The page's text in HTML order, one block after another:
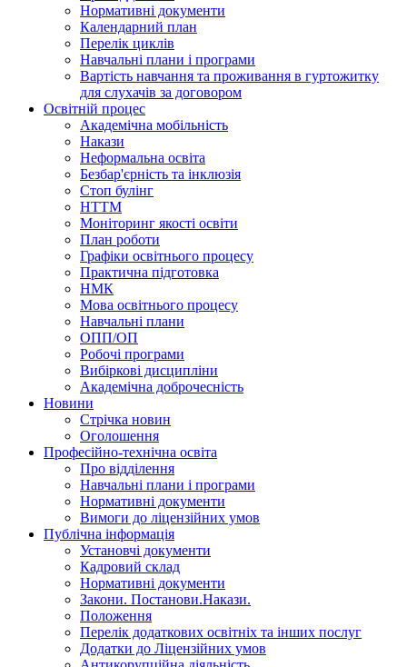
Нормативні документи
Календарний план
Перелік циклів
Навчальні плани і програми
Вартість навчання та проживання в гуртожитку
для слухачів за договором
Освітній процес
Академічна мобільність
Накази
Неформальна освіта
Безбар'єрність та інклюзія
Стоп булінг
НТТМ
Моніторинг якості освіти
План роботи
Графіки освітнього процесу
Практична підготовка
НМК
Мова освiтнього процесу
Навчальнi плани
ОПП/ОП
Робочі програми
Вибiрковi дисциплiни
Академічна доброчесність
Новини
Стрічка новин
Оголошення
Професійно-технічна освіта
Про відділення
Навчальні плани і програми
Нормативнi документи
Вимоги до ліцензійних умов
Публічна інформація
Установчi документи
Кадровий склад
Нормативнi документи
Закони. Постанови.Накази.
Положення
Перелік додаткових освітніх та інших послуг
Додатки до Ліцензійних умов